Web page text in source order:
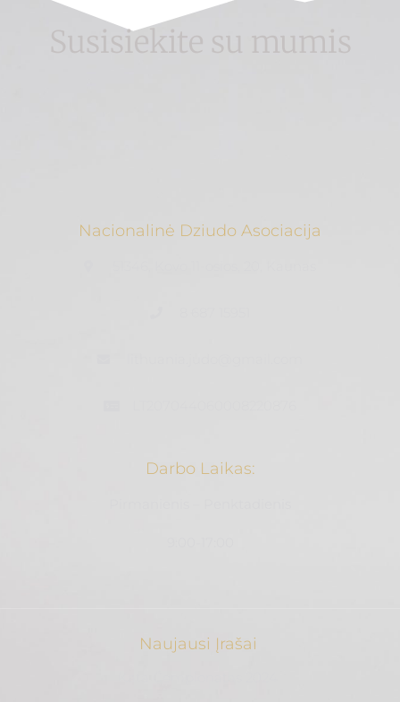
Susisiekite su mumis
Nacionalinė Dziudo Asociacija
Darbo Laikas:
Naujausi Įrašai